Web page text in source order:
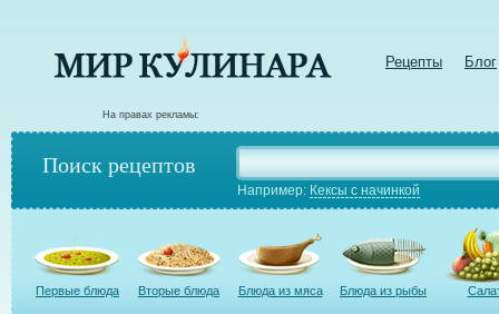
Рецепты Блог
На правах рекламы:
Поиск рецептов
Например: Кексы с начинкой
Первые блюда Вторые блюда Блюда из мяса Блюда из рыбы